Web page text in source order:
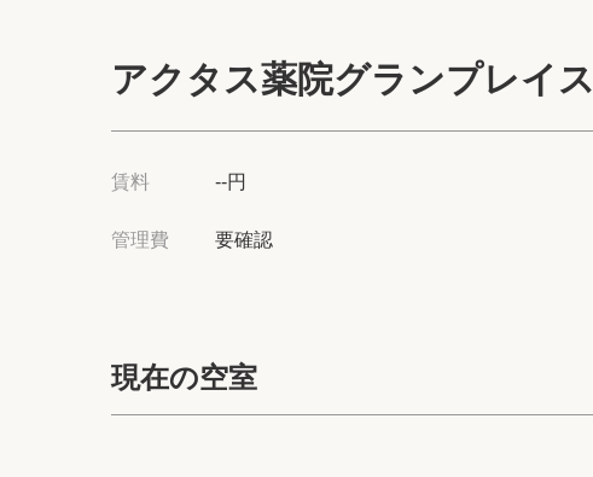
アクタス薬院グランプレイス
賃料 --円
管理費 要確認
現在の空室